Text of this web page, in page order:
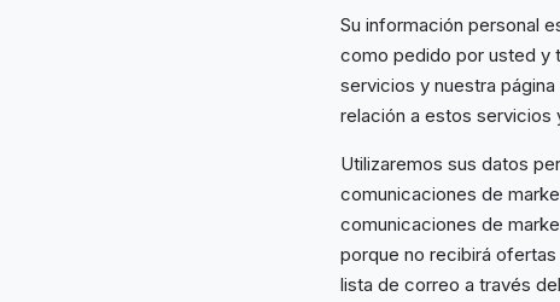
Su información personal
como pedido por usted y
servicios y nuestra
relación a estos servicios
Utilizaremos sus datos
comunicaciones de
comunicaciones de
porque no recibirá
lista de correo a través